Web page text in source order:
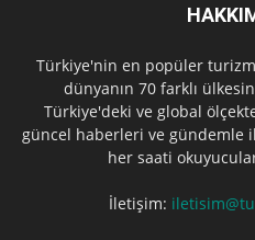
Türkiye'nin en popüler
dünyanın 70 farklı
Türkiye'deki ve global
güncel haberleri ve
her saati
İletişim: